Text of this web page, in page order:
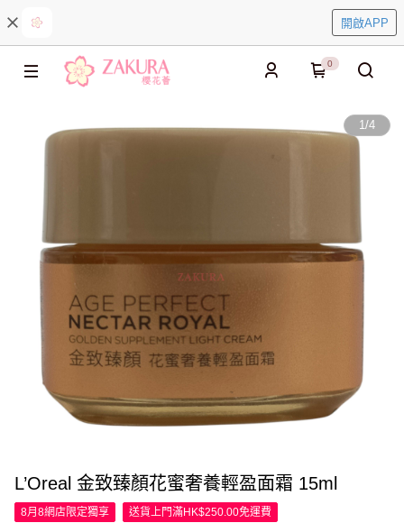
開啟APP
0
1/4
L’Oreal 金致臻顏花蜜奢養輕盈面霜 15ml
8月8網店限定獨享 送貨上門滿HK$250.00免運費